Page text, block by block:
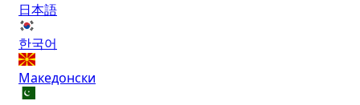
日本語
한국어
Македонски